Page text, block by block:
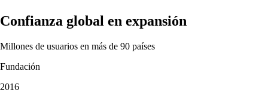
Confianza global en expansión
Millones de usuarios en más de 90 países
Fundación
2016